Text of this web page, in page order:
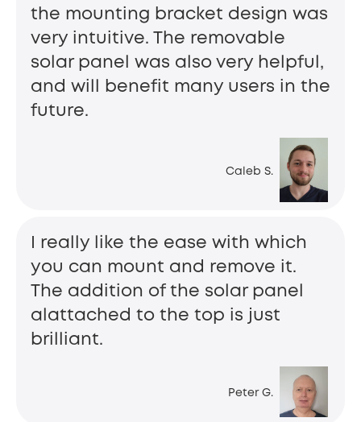
Caleb S.
the mounting bracket design was
very intuitive. The removable
solar panel was also very helpful,
and will benefit many users in the
future.
Peter G.
I really like the ease with which
you can mount and remove it.
The addition of the solar panel
alattached to the top is just
brilliant.